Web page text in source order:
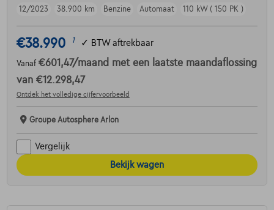
12/2023
38.900 km Benzine Automaat 110 kW ( 150 PK )
€38.990 1 ✓ BTW aftrekbaar
Vanaf €601,47/maand met een laatste maandaflossing
van €12.298,47
Ontdek het volledige cijfervoorbeeld
Groupe Autosphere Arlon
Vergelijk
Bekijk wagen